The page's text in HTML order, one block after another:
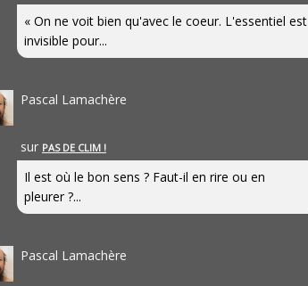
« On ne voit bien qu'avec le coeur. L'essentiel est
invisible pour...
Pascal Lamachère
sur PAS DE CLIM !
Il est où le bon sens ? Faut-il en rire ou en
pleurer ?...
Pascal Lamachère